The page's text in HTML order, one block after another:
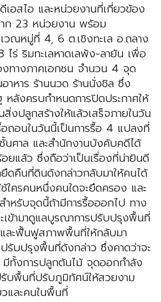
อสไอ และหน่วยงานที่เกี่ยวข้อง
าก 23 หน่วยงาน พร้อม
ณหมู่ที่ 4, 6 ต.เชิงทะเล อ.ถลาง
ร่ ริมทะเลหาดเลพัง-ลายัน เพื่อ
ทางภาคเอกชน จำนวน 4 จุด
าหาร ร้านนวด ร้านนั่งชิล ซึ่ง
ลังครบกำหนดการปิดประกาศให้
สิ่งปลูกสร้างให้แล้วเสร็จภายในวัน
ถอนในวันนี้เป็นการรื้อ 4 แปลงที่
นศาล และสำนักงานบังคับคดีได้
ยแล้ว ซึ่งถือว่าเป็นเรื่องที่น่ายินดี
ดคืนที่ดินดังกล่าวกลับมาให้คนได้
ใครคนหนึ่งคนใดจะยึดครอง และ
ำหรับจุดนี้ถ้ามีการรื้อออกไป ทาง
เข้ามาดูแลบูรณาการปรับปรุงพื้นที่
ละฟื้นฟูสภาพพื้นที่ให้กลับมา
รับปรุงพื้นที่ดังกล่าว ซึ่งคาดว่าจะ
ทั้งการปลูกต้นไม้ จุดออกกำลัง
บพื้นที่ปรับภูมิทัศน์ให้สวยงาม
และคนในพื้นที่